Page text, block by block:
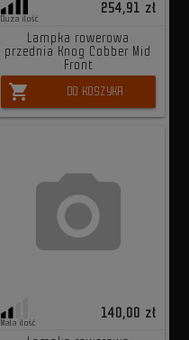
Duża ilość
254,91 zł
Lampka rowerowa
przednia Knog Cobber Mid
Front
shopping_cart DO KOSZYKA
Mała ilość
140,00 zł